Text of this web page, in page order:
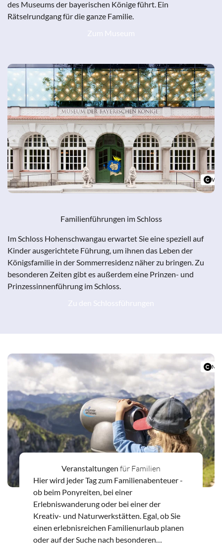
des Museums der bayerischen Könige führt. Ein
Rätselrundgang für die ganze Familie.
Familienführungen im Schloss
Im Schloss Hohenschwangau erwartet Sie eine speziell auf
Kinder ausgerichtete Führung, um ihnen das Leben der
Königsfamilie in der Sommerresidenz näher zu bringen. Zu
besonderen Zeiten gibt es außerdem eine Prinzen- und
Prinzessinnenführung im Schloss.
Veranstaltungen für Familien
Hier wird jeder Tag zum Familienabenteuer -
ob beim Ponyreiten, bei einer
Erlebniswanderung oder bei einer der
Kreativ- und Naturwerkstätten. Egal, ob Sie
einen erlebnisreichen Familienurlaub planen
oder auf der Suche nach besonderen